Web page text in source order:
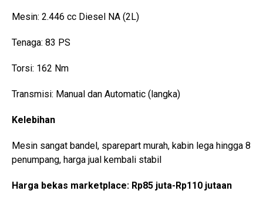
Mesin: 2.446 cc Diesel NA (2L)
Tenaga: 83 PS
Torsi: 162 Nm
Transmisi: Manual dan Automatic (langka)
Kelebihan
Mesin sangat bandel, sparepart murah, kabin lega hingga 8
penumpang, harga jual kembali stabil
Harga bekas marketplace: Rp85 juta-Rp110 jutaan